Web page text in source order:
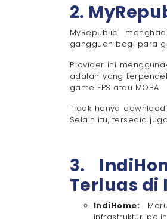
2.
MyRepublic
gangguan bagi para
Provider ini
adalah yang
game FPS atau MOBA.
Tidak hanya
Selain itu, tersedia
3.
Terluas di
IndiHome: